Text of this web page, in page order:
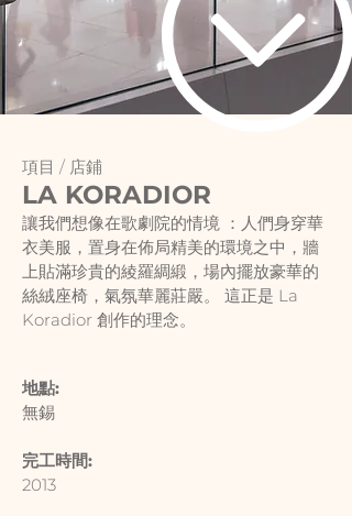
項目 / 店鋪
LA KORADIOR
讓我們想像在歌劇院的情境 ：人們身穿華
衣美服，置身在佈局精美的環境之中，牆
上貼滿珍貴的綾羅綢緞，場內擺放豪華的
絲絨座椅，氣氛華麗莊嚴。 這正是 La
Koradior 創作的理念。
地點:
無錫
完工時間:
2013